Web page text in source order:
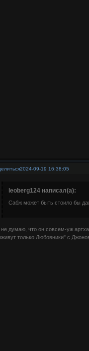
2024-09-19 16:38:05
leoberg124 написал(а):
Сабж может быть стоило бы
не думаю, что он совсем-уж
только Любовники" с